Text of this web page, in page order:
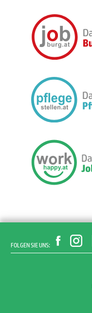
FOLGEN SIE UNS: